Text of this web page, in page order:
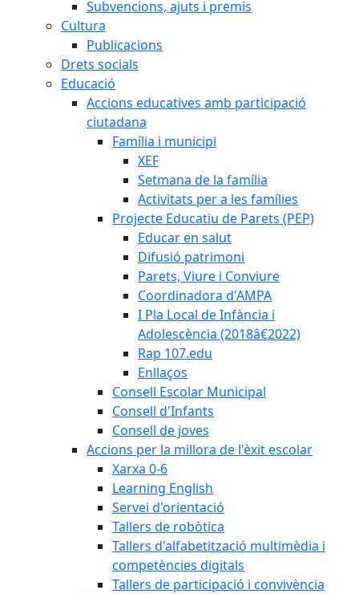
Subvencions, ajuts i premis
Cultura
Publicacions
Drets socials
Educació
Accions educatives amb participació
ciutadana
Família i municipi
XEF
Setmana de la família
Activitats per a les famílies
Projecte Educatiu de Parets (PEP)
Educar en salut
Difusió patrimoni
Parets, Viure i Conviure
Coordinadora d'AMPA
I Pla Local de Infància i
Adolescència (2018â€2022)
Rap 107.edu
Enllaços
Consell Escolar Municipal
Consell d'Infants
Consell de joves
Accions per la millora de l'èxit escolar
Xarxa 0-6
Learning English
Servei d'orientació
Tallers de robòtica
Tallers d'alfabetització multimèdia i
competències digitals
Tallers de participació i convivència